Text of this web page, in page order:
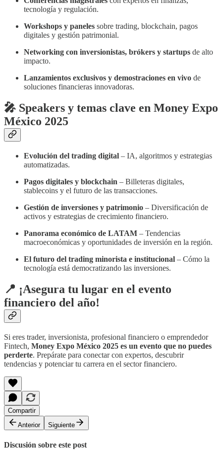
tecnología y regulación.
Workshops y paneles sobre trading, blockchain, pagos
digitales y gestión patrimonial.
Networking con inversionistas, brókers y startups de alto
impacto.
Lanzamientos exclusivos y demostraciones en vivo de
soluciones financieras innovadoras.
🎤 Speakers y temas clave en Money Expo
México 2025
Evolución del trading digital – IA, algoritmos y estrategias
automatizadas.
Pagos digitales y blockchain – Billeteras digitales,
stablecoins y el futuro de las transacciones.
Gestión de inversiones y patrimonio – Diversificación de
activos y estrategias de crecimiento financiero.
Panorama económico de LATAM – Tendencias
macroeconómicas y oportunidades de inversión en la región.
El futuro del trading minorista e institucional – Cómo la
tecnología está democratizando las inversiones.
📍 ¡Asegura tu lugar en el evento
financiero del año!
Si eres trader, inversionista, profesional financiero o emprendedor
Fintech, Money Expo México 2025 es un evento que no puedes
perderte. Prepárate para conectar con expertos, descubrir
tendencias y potenciar tu carrera en el sector financiero.
Compartir
Anterior
Siguiente
Discusión sobre este post